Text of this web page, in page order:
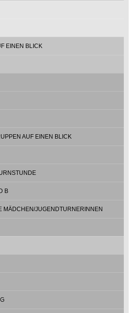
EINEN BLICK
AUF EINEN BLICK
B
MÄDCHEN/JUGENDTURNERINNEN